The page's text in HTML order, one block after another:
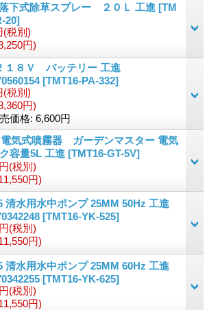
下式除草スプレー ２０Ｌ 工進 [TM
20]
(税別)
円)
１８Ｖ バッテリー 工進
[TMT16-PA-332]
(税別)
円)
価格: 6,600円
電気式噴霧器 ガーデンマスター 電気
容量5L 工進 [TMT16-GT-5V]
(税別)
円)
清水用水中ポンプ 25MM 50Hz 工進
[TMT16-YK-525]
(税別)
円)
清水用水中ポンプ 25MM 60Hz 工進
[TMT16-YK-625]
(税別)
円)